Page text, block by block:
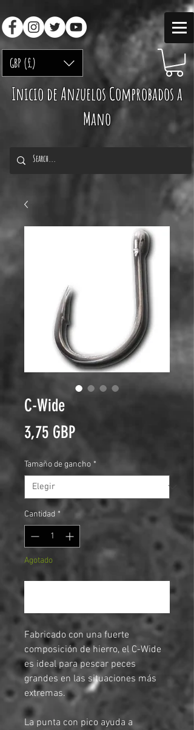
GBP (£)
Inicio de Anzuelos Comprobados a
Mano
C-Wide
3,75 GBPPrecio
Tamaño de gancho *
Cantidad *
Agotado
Fabricado con una fuerte
composición de hierro, el C-Wide
es ideal para pescar peces
grandes en las situaciones más
extremas.
La punta con pico ayuda a